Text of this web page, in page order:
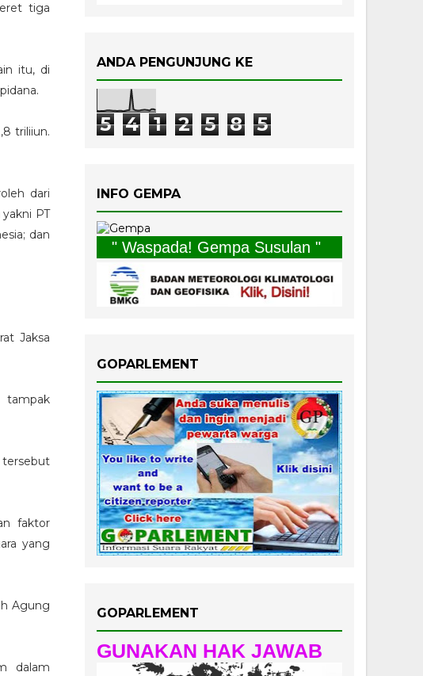
tiga
itu, di
triliiun.
dari
PT
dan
Jaksa
tampak
faktor
yang
Agung
dalam
ANDA PENGUNJUNG KE
5 4 1 2 5 8 5
INFO GEMPA
" Waspada! Gempa Susulan "
GOPARLEMENT
GOPARLEMENT
GUNAKAN HAK JAWAB